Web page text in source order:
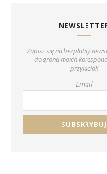
Zapisz się na bezpłatny
do grona moich
przyjaciół!
Email